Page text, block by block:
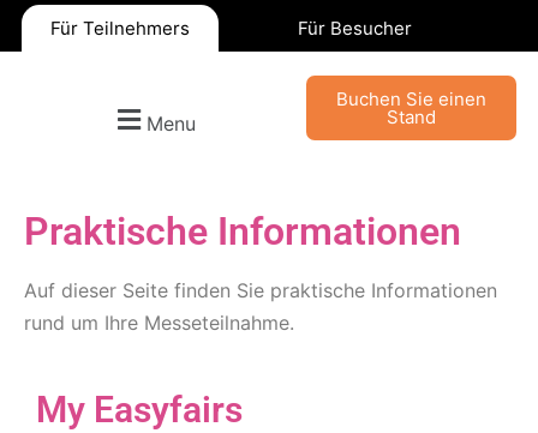
Für Teilnehmers Für Besucher
Menu
Buchen Sie einen
Stand
Praktische Informationen
Auf dieser Seite finden Sie praktische Informationen
rund um Ihre Messeteilnahme.
My Easyfairs